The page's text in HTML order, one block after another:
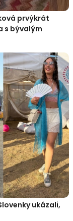
prvýkrát
s bývalým
ukázali,